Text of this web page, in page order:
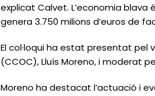
explicat Calvet. L’economia
genera 3.750 milions d’euros de
El col·loqui ha estat presentat
(CCOC), Lluís Moreno, i moderat
Moreno ha destacat l’actuació i